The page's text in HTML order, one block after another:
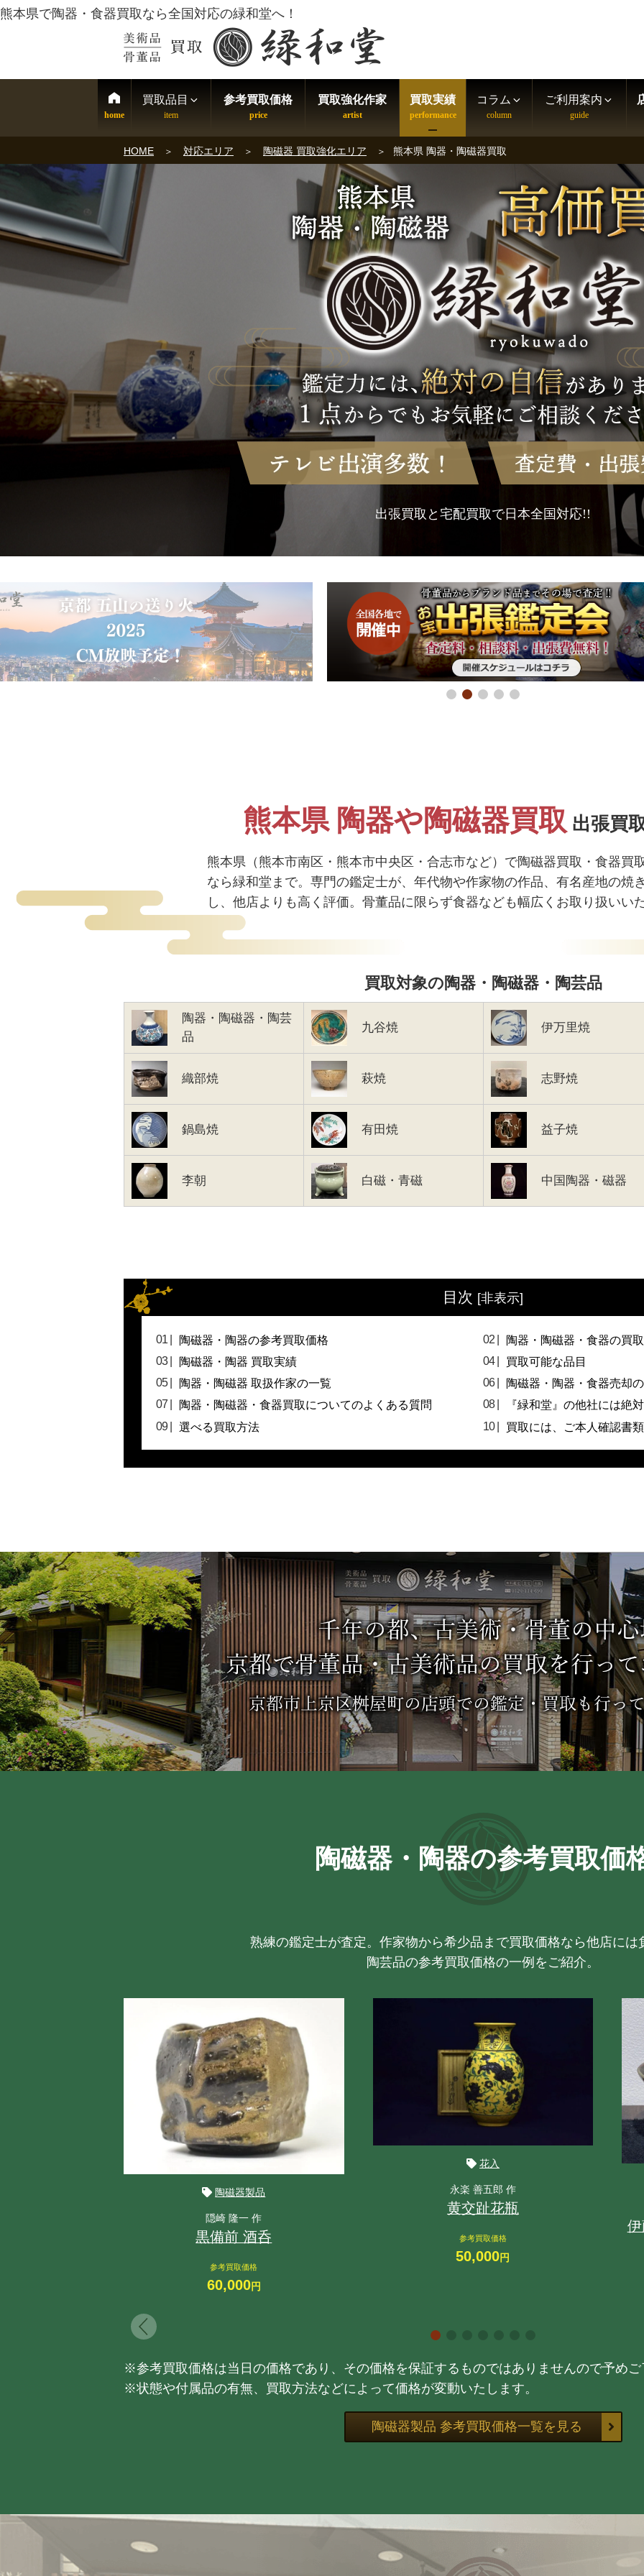
熊本県で陶器・食器買取なら全国対応の緑和堂へ！
買取品目 参考買取価格 買取強化作家 買取実績 コラム ご利用案内
HOME 対応エリア 陶磁器 買取強化エリア 熊本県 陶器・陶磁器買取
出張買取と宅配買取で日本全国対応!!
熊本県 陶器や陶磁器買取 出張買
熊本県（熊本市南区・熊本市中央区・合志市など）で陶磁器買取・食器買
なら緑和堂まで。専門の鑑定士が、年代物や作家物の作品、有名産地の焼
し、他店よりも高く評価。骨董品に限らず食器なども幅広くお取り扱いい
買取対象の陶器・陶磁器・陶芸品
陶器・陶磁器・陶芸
品
九谷焼 伊万里焼
織部焼 萩焼 志野焼
鍋島焼 有田焼 益子焼
李朝 白磁・青磁 中国陶器・磁器
目次 [非表示]
陶磁器・陶器の参考買取価格
陶器・陶磁器・食器の買
陶磁器・陶器 買取実績
買取可能な品目
陶器・陶磁器 取扱作家の一覧
陶磁器・陶器・食器売却
陶器・陶磁器・食器買取についてのよくある質問
『緑和堂』の他社には絶
選べる買取方法
買取には、ご本人確認書
陶磁器・陶器の参考買取価
熟練の鑑定士が査定。作家物から希少品まで買取価格なら他店には
陶芸品の参考買取価格の一例をご紹介。
陶磁器製品
隠崎 隆一 作
黒備前 酒呑
参考買取価格
60,000円
花入
永楽 善五郎 作
黄交趾花瓶
参考買取価格
50,000円
※参考買取価格は当日の価格であり、その価格を保証するものではありませんので予め
※状態や付属品の有無、買取方法などによって価格が変動いたします。
陶磁器製品 参考買取価格一覧を見る